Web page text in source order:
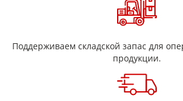
Поддерживаем складской запас для
продукции.